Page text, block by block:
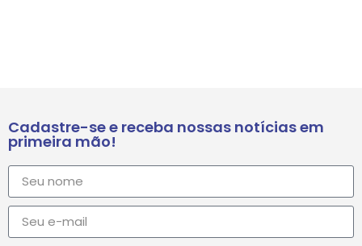
Cadastre-se e receba nossas notícias em
primeira mão!